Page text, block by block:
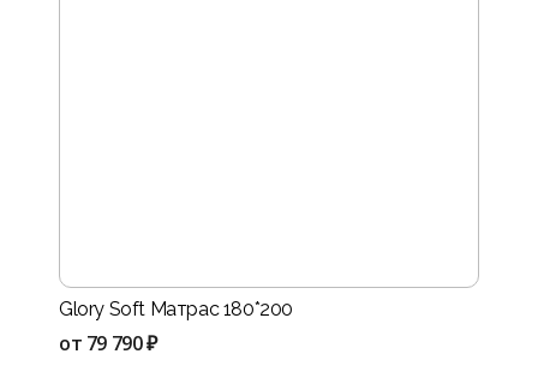
Glory Soft Матрас 180*200
от 79 790 ₽